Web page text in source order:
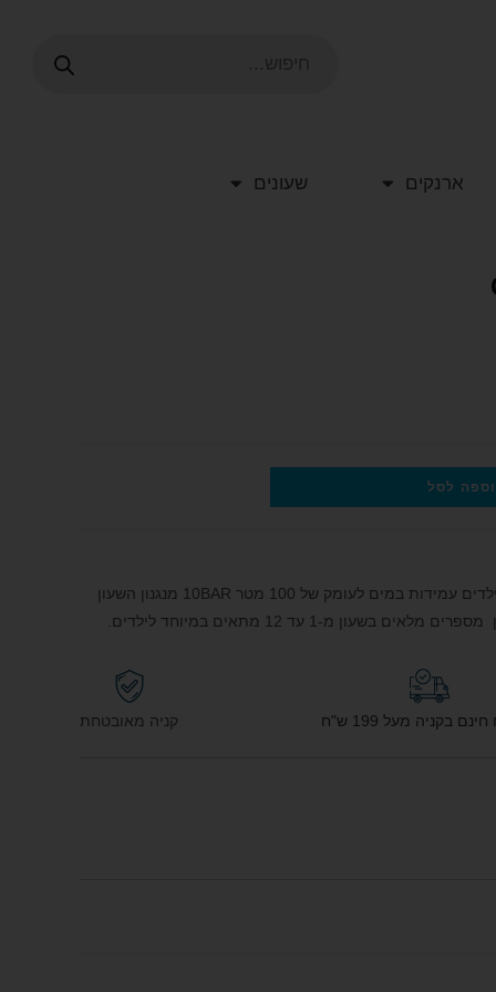
ארנקים שעונים
לסל
רצועת השעון עשוייה גומי חזקה ועמיד מאוד לילדים עמידות במים לעומק של 100 מטר 10BAR מנגנון השעון
מ-1 עד 12 מתאים במיוחד לילדים.
בקניה מעל 199 ש"ח קניה מאובטחת